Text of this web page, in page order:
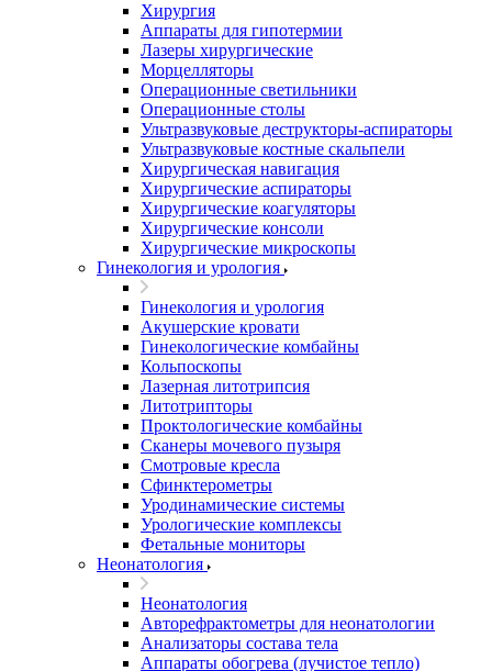
Хирургия
Аппараты для гипотермии
Лазеры хирургические
Морцелляторы
Операционные светильники
Операционные столы
Ультразвуковые деструкторы-аспираторы
Ультразвуковые костные скальпели
Хирургическая навигация
Хирургические аспираторы
Хирургические коагуляторы
Хирургические консоли
Хирургические микроскопы
Гинекология и урология
Гинекология и урология
Акушерские кровати
Гинекологические комбайны
Кольпоскопы
Лазерная литотрипсия
Литотрипторы
Проктологические комбайны
Сканеры мочевого пузыря
Смотровые кресла
Сфинктерометры
Уродинамические системы
Урологические комплексы
Фетальные мониторы
Неонатология
Неонатология
Авторефрактометры для неонатологии
Анализаторы состава тела
Аппараты обогрева (лучистое тепло)